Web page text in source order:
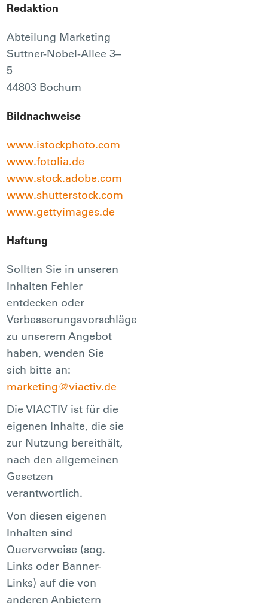
Redaktion
Abteilung Marketing
Suttner-Nobel-Allee 3–
5
44803 Bochum
Bildnachweise
www.istockphoto.com
www.fotolia.de
www.stock.adobe.com
www.shutterstock.com
www.gettyimages.de
Haftung
Sollten Sie in unseren
Inhalten Fehler
entdecken oder
Verbesserungsvorschläge
zu unserem Angebot
haben, wenden Sie
sich bitte an:
marketing@viactiv.de
Die VIACTIV ist für die
eigenen Inhalte, die sie
zur Nutzung bereithält,
nach den allgemeinen
Gesetzen
verantwortlich.
Von diesen eigenen
Inhalten sind
Querverweise (sog.
Links oder Banner-
Links) auf die von
anderen Anbietern